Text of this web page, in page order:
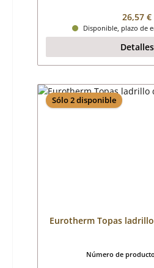
Precio
26,57 €
Disponible, plazo de
Detalles
Sólo 2 disponible
Eurotherm Topas
Número de